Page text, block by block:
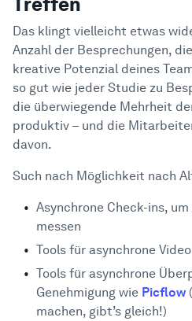
Treffen
Das klingt vielleicht etwas
Anzahl der Besprechungen,
kreative Potenzial deines
so gut wie jeder Studie zu
die überwiegende Mehrheit
produktiv – und die
davon.
Such nach Möglichkeit nach
Asynchrone Check-ins,
messen
Tools für asynchrone
Tools für asynchrone
Genehmigung wie Picflow
machen, gibt’s gleich!)